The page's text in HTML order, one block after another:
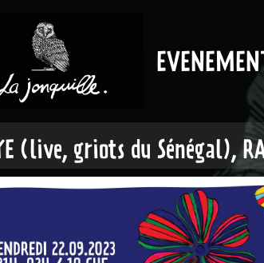
(live, griots du Sénégal),